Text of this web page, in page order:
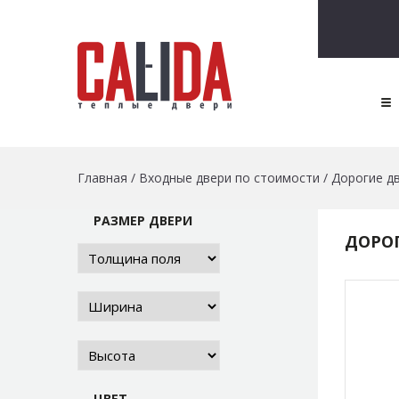
Главная / Входные двери по стоимости / Дорогие
РАЗМЕР ДВЕРИ